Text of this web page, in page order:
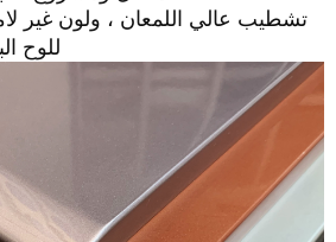
تشطيب عالي اللمعان ، ولون غير
للوح